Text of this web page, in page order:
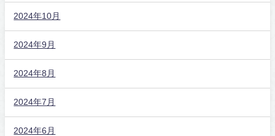
2024年10月
2024年9月
2024年8月
2024年7月
2024年6月